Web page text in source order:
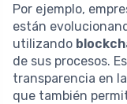
Por ejemplo,
están
utilizando
de sus procesos.
transparencia en
que también